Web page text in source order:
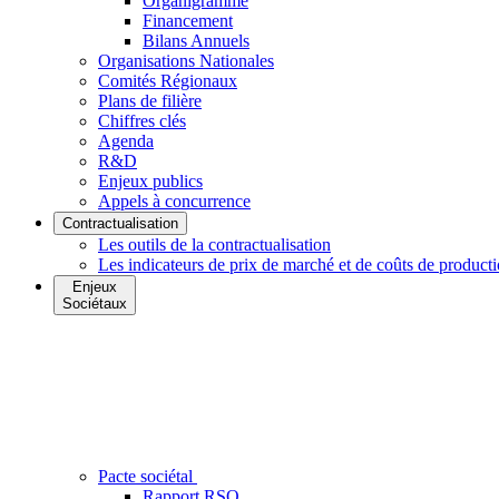
Financement
Bilans Annuels
Organisations Nationales
Comités Régionaux
Plans de filière
Chiffres clés
Agenda
R&D
Enjeux publics
Appels à concurrence
Contractualisation
Les outils de la contractualisation
Les indicateurs de prix de marché et de coûts de
Enjeux
Sociétaux
Pacte sociétal